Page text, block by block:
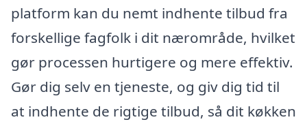
platform kan du nemt indhente tilbud fra
forskellige fagfolk i dit nærområde, hvilket
gør processen hurtigere og mere effektiv.
Gør dig selv en tjeneste, og giv dig tid til
at indhente de rigtige tilbud, så dit køkken